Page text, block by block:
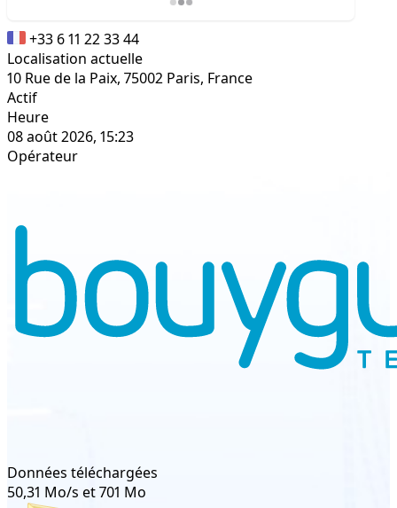
+33 6 11 22 33 44
Localisation actuelle
10 Rue de la Paix, 75002 Paris, France
Actif
Heure
08 août 2026, 15:23
Opérateur
Données téléchargées
50,31 Mo/s et 701 Mo